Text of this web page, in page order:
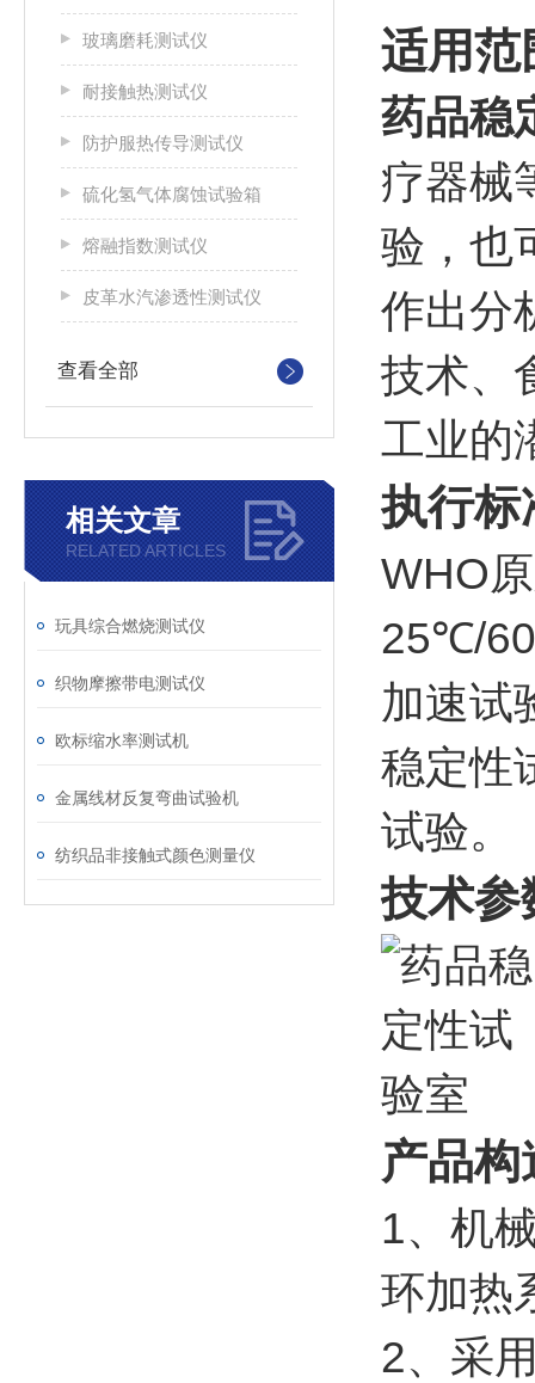
玻璃磨耗测试仪
耐接触热测试仪
防护服热传导测试仪
硫化氢气体腐蚀试验箱
熔融指数测试仪
皮革水汽渗透性测试仪
查看全部
相关文章
RELATED ARTICLES
玩具综合燃烧测试仪
织物摩擦带电测试仪
欧标缩水率测试机
金属线材反复弯曲试验机
纺织品非接触式颜色测量仪
适用范
药品稳
疗器械
验，也
作出分
技术、
工业的
执行标
WHO
25℃/
加速试
稳定性
试验。
技术参
产品构
1、机
环加热
2、采